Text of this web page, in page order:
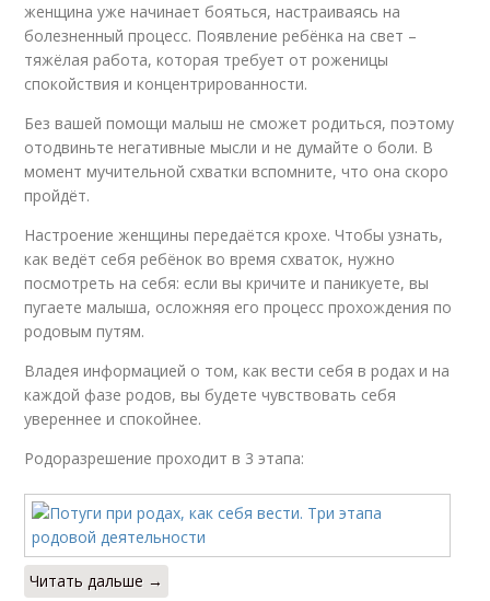
женщина уже начинает бояться, настраиваясь на
болезненный процесс. Появление ребёнка на свет –
тяжёлая работа, которая требует от роженицы
спокойствия и концентрированности.
Без вашей помощи малыш не сможет родиться, поэтому
отодвиньте негативные мысли и не думайте о боли. В
момент мучительной схватки вспомните, что она скоро
пройдёт.
Настроение женщины передаётся крохе. Чтобы узнать,
как ведёт себя ребёнок во время схваток, нужно
посмотреть на себя: если вы кричите и паникуете, вы
пугаете малыша, осложняя его процесс прохождения по
родовым путям.
Владея информацией о том, как вести себя в родах и на
каждой фазе родов, вы будете чувствовать себя
увереннее и спокойнее.
Родоразрешение проходит в 3 этапа:
Читать дальше →